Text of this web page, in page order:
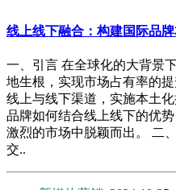
线上线下融合：构建国际品
一、引言 在全球化的大背景
地生根，实现市场占有率的
线上与线下渠道，实施本土
品牌如何结合线上线下的优
激烈的市场中脱颖而出。 二
交..